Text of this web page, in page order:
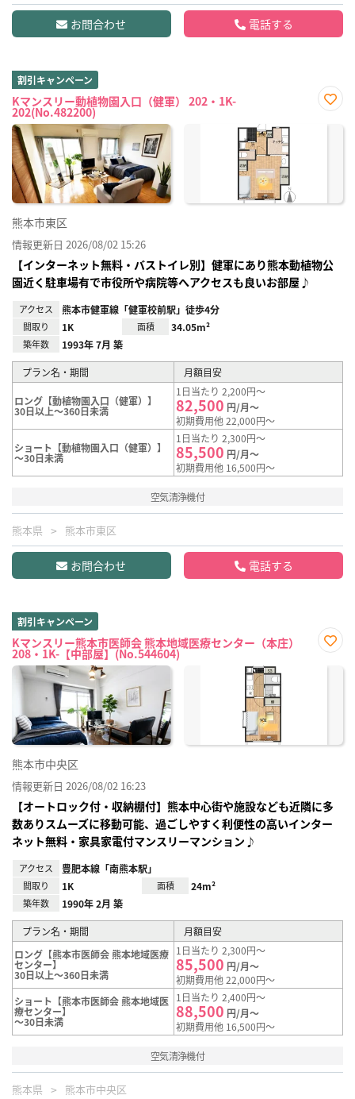
お問合わせ 電話する
割引キャンペーン
Kマンスリー動植物園入口（健軍） 202・1K-
202(No.482200)
に入
熊本市東区
情報更新日 2026/08/02 15:26
【インターネット無料・バストイレ別】健軍にあり熊本動植物公
園近く駐車場有で市役所や病院等へアクセスも良いお部屋♪
アクセス 熊本市健軍線「健軍校前駅」徒歩4分
間取り 1K 面積 34.05m²
築年数 1993年 7月 築
プラン名・期間 月額目安
ロング【動植物園入口（健軍）】
30日以上～360日未満
1日当たり 2,200円～
82,500 円/月～
初期費用他 22,000円～
ショート【動植物園入口（健軍）】
～30日未満
1日当たり 2,300円～
85,500 円/月～
初期費用他 16,500円～
空気清浄機付
熊本県 熊本市東区
お問合わせ 電話する
割引キャンペーン
Kマンスリー熊本市医師会 熊本地域医療センター（本庄）
208・1K-【中部屋】(No.544604)
に入
熊本市中央区
情報更新日 2026/08/02 16:23
【オートロック付・収納棚付】熊本中心街や施設なども近隣に多
数ありスムーズに移動可能、過ごしやすく利便性の高いインター
ネット無料・家具家電付マンスリーマンション♪
アクセス 豊肥本線「南熊本駅」
間取り 1K 面積 24m²
築年数 1990年 2月 築
プラン名・期間
月額目安
ロング【熊本市医師会 熊本地域医療
センター】
30日以上～360日未満
1日当たり 2,300円～
85,500 円/月～
初期費用他 22,000円～
ショート【熊本市医師会 熊本地域医
療センター】
～30日未満
1日当たり 2,400円～
88,500 円/月～
初期費用他 16,500円～
空気清浄機付
熊本県 熊本市中央区